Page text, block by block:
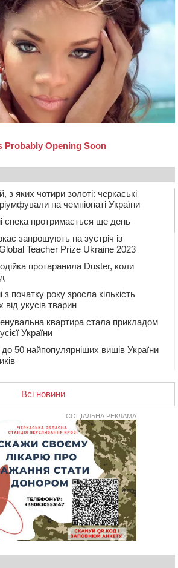
з яких чотири золоті: черкаські
на чемпіонаті України
спека протримається ще день
запрошують на зустріч із
Teacher Prize Ukraine 2023
протаранила Duster, коли
початку року зросла кількість
укусів тварин
квартира стала прикладом
України
50 найпопулярніших вишів України
майданчик
грудної клітки: у Черкасах 75-річній
аортальний клапан
онкоцентрі встановили сонячну
за понад пів мільйона гривень
області прощаються з полеглим на
Монастирищини
через нову скляну зупинку і
потерпають від спеки: Бондаренко
озеленення
і зачинився в автівці: у ТЦК
Всі новини
СОЦІАЛЬНА РЕКЛАМА